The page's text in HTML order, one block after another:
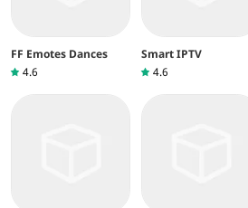
FF Emotes Dances
4.6
Smart IPTV
4.6